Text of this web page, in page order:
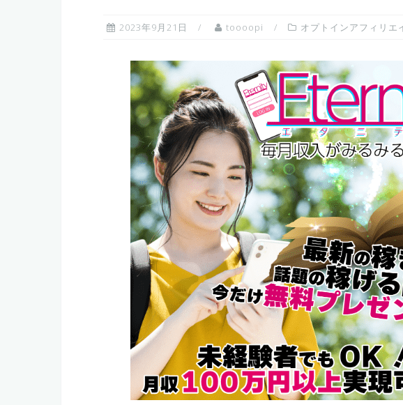
2023年9月21日 toooopi オプトインアフィリエ